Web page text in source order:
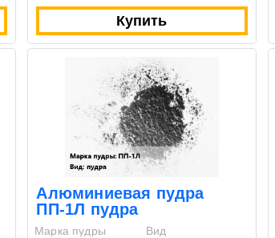
Купить
Алюминиевая пудра
ПП-1Л пудра
Марка пудры
Вид